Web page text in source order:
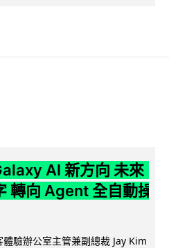
AI 新方向 未來
轉向 Agent 全自動操
驗辦公室主管兼副總裁 Jay Kim